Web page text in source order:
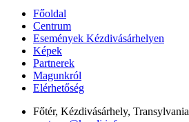
Főoldal
Centrum
Események Kézdivásárhelyen
Képek
Partnerek
Magunkról
Elérhetőség
Főtér, Kézdivásárhely, Transylvania